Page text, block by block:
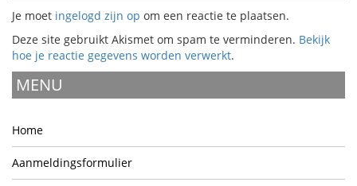
Je moet ingelogd zijn op om een reactie te plaatsen.
Deze site gebruikt Akismet om spam te verminderen. Bekijk
hoe je reactie gegevens worden verwerkt.
MENU
Home
Aanmeldingsformulier